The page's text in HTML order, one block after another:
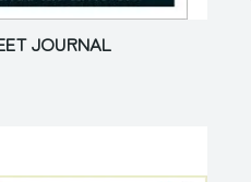
JOURNAL